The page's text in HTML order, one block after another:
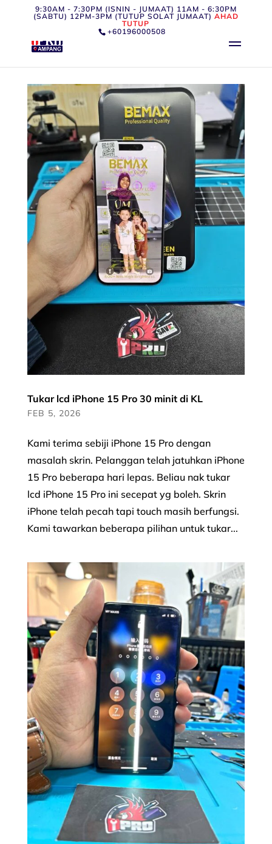
9:30AM - 7:30PM (ISNIN - JUMAAT) 11AM - 6:30PM
(SABTU) 12PM-3PM (TUTUP SOLAT JUMAAT) AHAD
TUTUP
+60196000508
Tukar lcd iPhone 15 Pro 30 minit di KL
FEB 5, 2026
Kami terima sebiji iPhone 15 Pro dengan
masalah skrin. Pelanggan telah jatuhkan iPhone
15 Pro beberapa hari lepas. Beliau nak tukar
lcd iPhone 15 Pro ini secepat yg boleh. Skrin
iPhone telah pecah tapi touch masih berfungsi.
Kami tawarkan beberapa pilihan untuk tukar...